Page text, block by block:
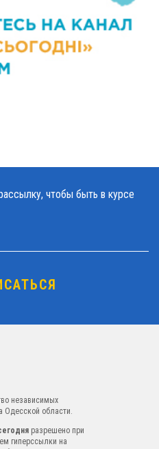
чтобы быть в курсе
независимых
Одесской области.
разрешено при
гиперссылки на